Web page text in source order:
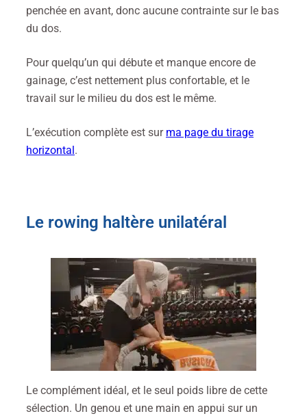
penchée en avant, donc aucune contrainte sur le bas
du dos.
Pour quelqu’un qui débute et manque encore de
gainage, c’est nettement plus confortable, et le
travail sur le milieu du dos est le même.
L’exécution complète est sur ma page du tirage
horizontal.
Le rowing haltère unilatéral
Le complément idéal, et le seul poids libre de cette
sélection. Un genou et une main en appui sur un